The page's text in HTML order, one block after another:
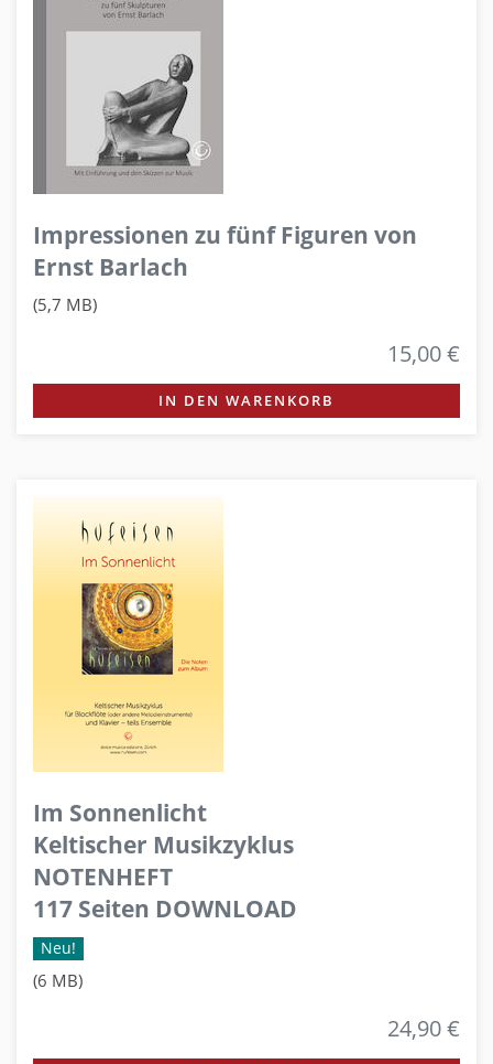
Impressionen zu fünf Figuren von
Ernst Barlach
(5,7 MB)
15,00 €
IN DEN WARENKORB
Im Sonnenlicht
Keltischer Musikzyklus
NOTENHEFT
117 Seiten DOWNLOAD
Neu!
(6 MB)
24,90 €